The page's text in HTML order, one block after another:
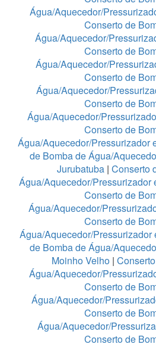
Água/Aquecedor/
Conserto de
Água/Aquecedor/
Conserto de
Água/Aquecedor/
Conserto de
Água/Aquecedor/
Conserto de
Água/Aquecedor/
Conserto de
Água/Aquecedor/Pressurizador
de Bomba de Água/
Jurubatuba | Conserto
Água/Aquecedor/Pressurizador
Conserto de
Água/Aquecedor/
Conserto de
Água/Aquecedor/Pressurizador
de Bomba de Água/
Moinho Velho |
Água/Aquecedor/
Conserto de
Água/Aquecedor/
Conserto de
Água/Aquecedor/
Conserto de